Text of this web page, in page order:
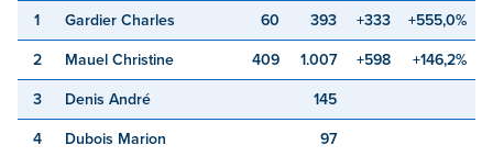
1 Gardier Charles 60 393 +333 +555,0%
2 Mauel Christine 409 1.007 +598 +146,2%
3 Denis André 145
4 Dubois Marion 97